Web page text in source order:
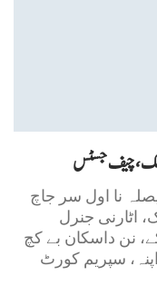
چیف جسٹس
نا اول سر جاچ
اٹارنی جنرل
نن داسکان بے کچ
سپریم کورٹ